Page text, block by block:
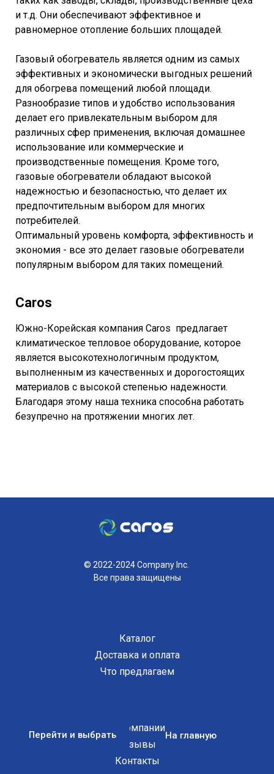
и т.д. Они обеспечивают эффективное и
равномерное отопление больших площадей.
Газовый обогреватель является одним из самых
эффективных и экономически выгодных решений
для обогрева помещений любой площади.
Разнообразие типов и удобство использования
делает его привлекательным выбором для
различных сфер применения, включая домашнее
использование или коммерческие и
производственные помещения. Кроме того,
газовые обогреватели обладают высокой
надежностью и безопасностью, что делает их
предпочтительным выбором для многих
потребителей.
Оптимальный уровень комфорта, эффективность и
экономия - все это делает газовые обогреватели
популярным выбором для таких помещений.
Caros
Южно-Корейская компания Caros предлагает
климатическое тепловое оборудование, которое
является высокотехнологичным продуктом,
выполненным из качественных и дорогостоящих
материалов с высокой степенью надежности.
Благодаря этому наша техника способна работать
безупречно на протяжении многих лет.
Перейти и выбрать На главную
© 2022-2024 Company Inc.
Все права защищены
Каталог
Доставка и оплата
Что предлагаем
О Компании
Отзывы
Контакты